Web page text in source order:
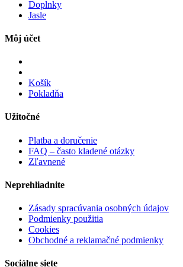
Doplnky
Jasle
Môj účet
Košík
Pokladňa
Užitočné
Platba a doručenie
FAQ – často kladené otázky
Zľavnené
Neprehliadnite
Zásady spracúvania osobných údajov
Podmienky použitia
Cookies
Obchodné a reklamačné podmienky
Sociálne siete